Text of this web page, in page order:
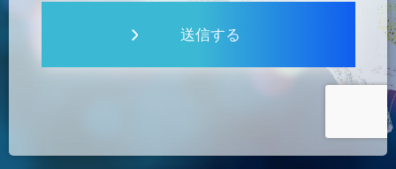
送信する